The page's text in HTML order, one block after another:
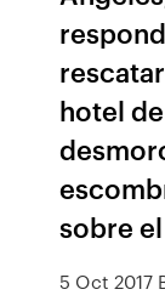
hotel
sobre
5 Oct 2017